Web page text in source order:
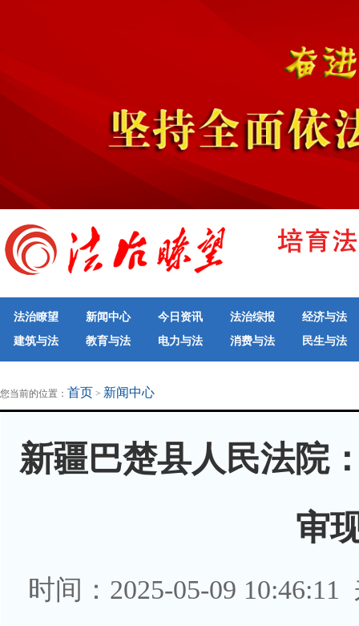
法治瞭望 新闻中心 今日资讯 法治综报
经济与法
建筑与法
教育与法 电力与法 消费与法
民生与法
地方法治联播
律师律所
您当前的位置： 首页 > 新闻中心
新疆巴楚县人民法院
审
时间：2025-05-09 10:46:11